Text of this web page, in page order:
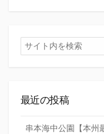
検
索
最近の投稿
串本海中公園【本州